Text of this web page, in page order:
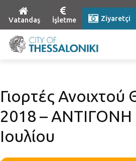
Vatandaş İşletme Ziyaretçi
Γιορτές
2018 – ΑΝΤΙΓΟΝΗ
Ιουλίου